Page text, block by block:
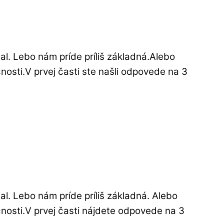
Lebo nám príde príliš základná.Alebo
prvej časti ste našli odpovede na 3
Lebo nám príde príliš základná. Alebo
prvej časti nájdete odpovede na 3